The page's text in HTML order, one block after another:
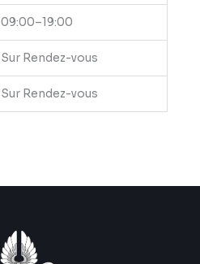
09:00–19:00
Sur Rendez-vous
Sur Rendez-vous